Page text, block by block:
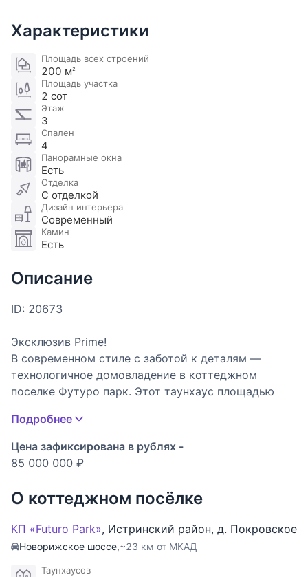
Характеристики
Площадь всех строений
200 м2
Площадь участка
2 сот
Этаж
3
Спален
4
Панорамные окна
Есть
Отделка
С отделкой
Дизайн интерьера
Современный
Камин
Есть
Описание
ID: 20673
Эксклюзив Prime!
В современном стиле с заботой к деталям —
технологичное домовладение в коттеджном
поселке Футуро парк. Этот таунхаус площадью
шоссе, всего в 23 км от МКАД, представляет собой
полностью готовое решение для жизни: ваш
комфорт обеспечен под ключ с мебелью и
доступность позволяет быстро добираться до
города, а развитая инфраструктура района делает
проживание максимально удобным. Объект
предлагается как вторичная продажа от
собственника, все документы готовы к сделке,
обременения отсутствуют.
Подробнее
Цена зафиксирована в рублях -
85 000 000 ₽
О коттеджном посёлке
КП «Futuro Park», Истринский район, д. Покровское
Новорижское шоссе,~23 км от МКАД
Таунхаусов